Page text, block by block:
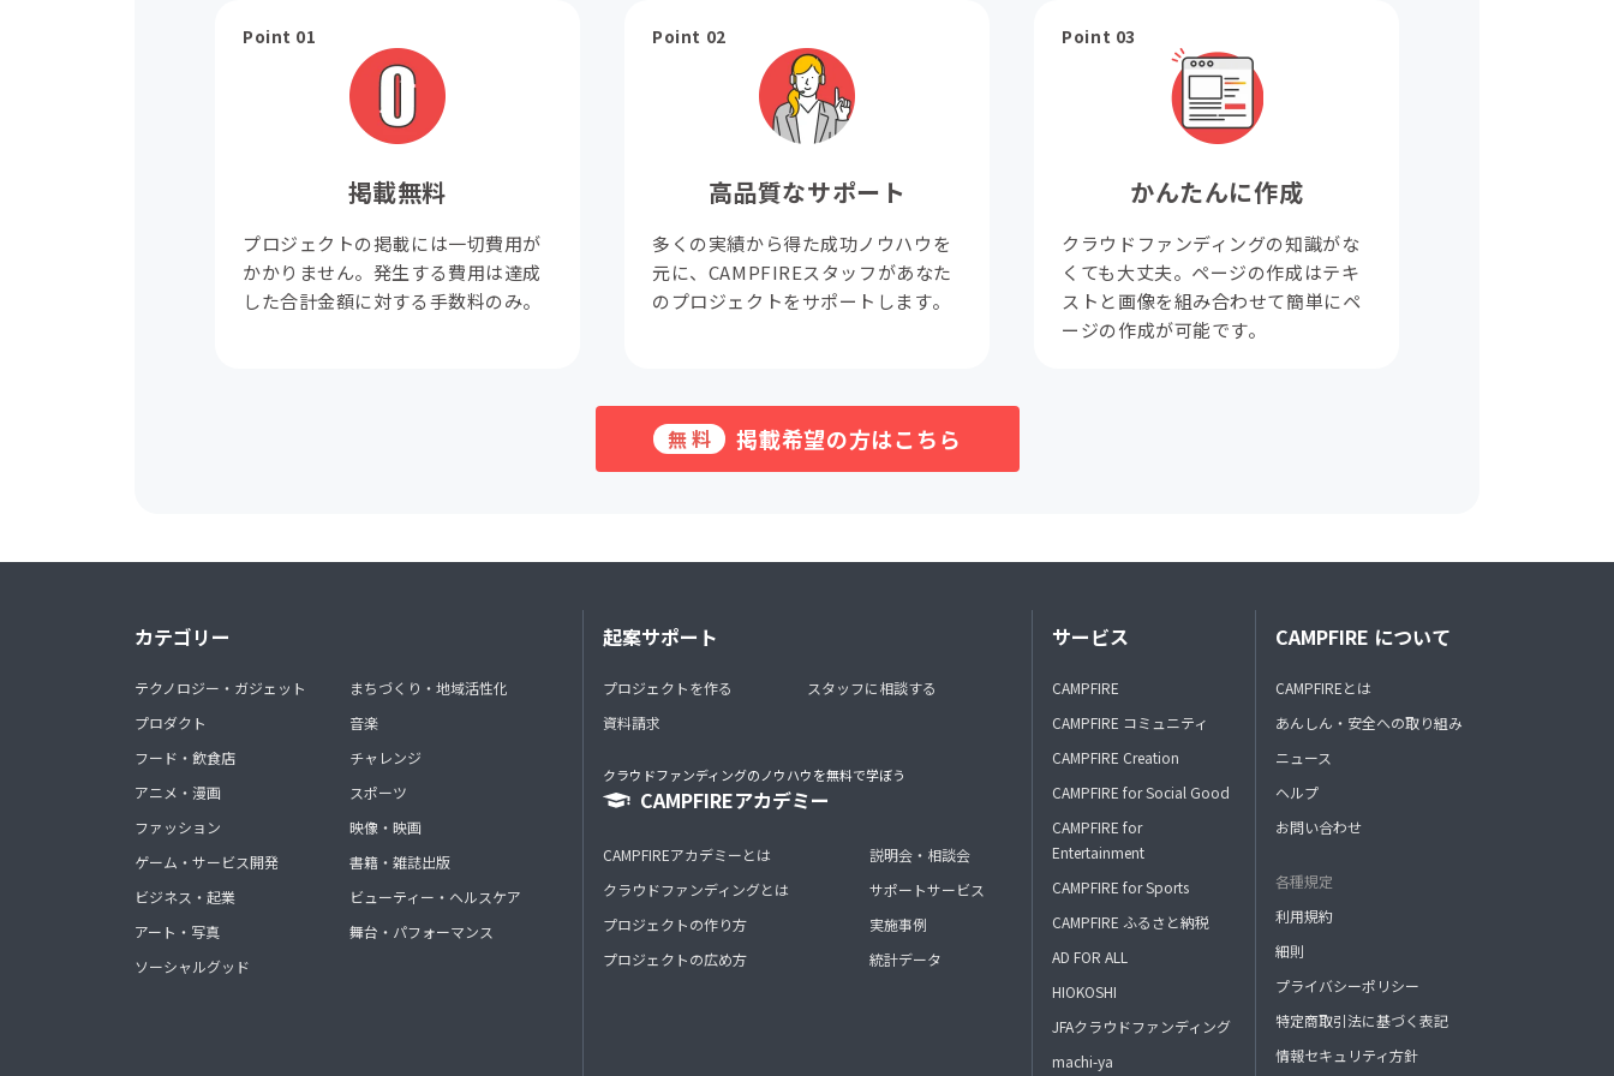
Point 01
掲載無料
プロジェクトの掲載には一切費用が
かかりません。発生する費用は達成
した合計金額に対する手数料のみ。
Point 02
高品質なサポート
多くの実績から得た成功ノウハウを
元に、CAMPFIREスタッフがあなた
のプロジェクトをサポートします。
Point 03
かんたんに作成
クラウドファンディングの知識がな
くても大丈夫。ページの作成はテキ
ストと画像を組み合わせて簡単にペ
ージの作成が可能です。
無料 掲載希望の方はこちら
カテゴリー
テクノロジー・ガジェット
プロダクト
フード・飲食店
アニメ・漫画
ファッション
ゲーム・サービス開発
ビジネス・起業
アート・写真
ソーシャルグッド
まちづくり・地域活性化
音楽
チャレンジ
スポーツ
映像・映画
書籍・雑誌出版
ビューティー・ヘルスケア
舞台・パフォーマンス
起案サポート
プロジェクトを作る
資料請求
スタッフに相談する
クラウドファンディングのノウハウを無料で学ぼう
CAMPFIREアカデミー
CAMPFIREアカデミーとは
クラウドファンディングとは
プロジェクトの作り方
プロジェクトの広め方
説明会・相談会
サポートサービス
実施事例
統計データ
サービス
CAMPFIRE
CAMPFIRE コミュニティ
CAMPFIRE Creation
CAMPFIRE for Social Good
CAMPFIRE for
Entertainment
CAMPFIRE for Sports
CAMPFIRE ふるさと納税
AD FOR ALL
HIOKOSHI
JFAクラウドファンディング
machi-ya
CAMPFIRE について
CAMPFIREとは
あんしん・安全への取り組み
ニュース
ヘルプ
お問い合わせ
各種規定
利用規約
細則
プライバシーポリシー
特定商取引法に基づく表記
情報セキュリティ方針